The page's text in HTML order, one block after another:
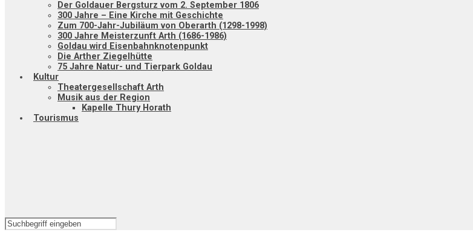
Der Goldauer Bergsturz vom 2. September 1806
300 Jahre – Eine Kirche mit Geschichte
Zum 700-Jahr-Jubiläum von Oberarth (1298-1998)
300 Jahre Meisterzunft Arth (1686-1986)
Goldau wird Eisenbahnknotenpunkt
Die Arther Ziegelhütte
75 Jahre Natur- und Tierpark Goldau
Kultur
Theatergesellschaft Arth
Musik aus der Region
Kapelle Thury Horath
Tourismus